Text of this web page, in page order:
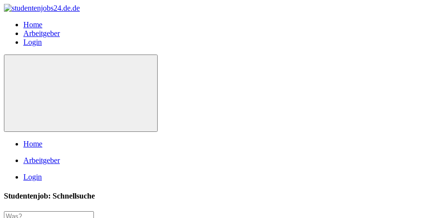
Home
Arbeitgeber
Login
Home
Arbeitgeber
Login
Studentenjob: Schnellsuche